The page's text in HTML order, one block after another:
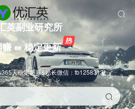
英副业研究所
∞ 稳定更新
天稳定更新&站长微信：tb1258313